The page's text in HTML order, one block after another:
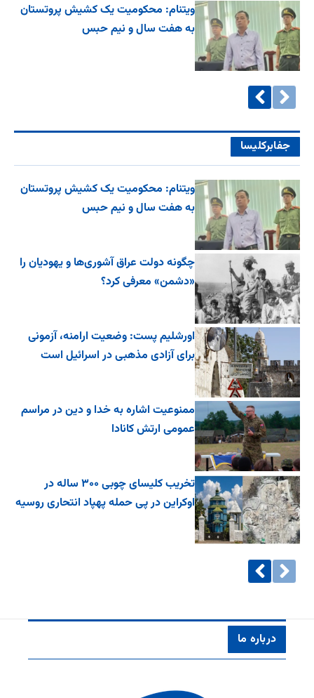
ویتنام: محکومیت یک کشیش پروتستان
به هفت سال و نیم حبس
جفا‌بر‌کلیسا
ویتنام: محکومیت یک کشیش پروتستان
به هفت سال و نیم حبس
چگونه دولت عراق آشوری‌ها و یهودیان را
«دشمن» معرفی کرد؟
اورشلیم پست: وضعیت ارامنه، آزمونی
برای آزادی مذهبی در اسرائیل است
ممنوعیت اشاره به خدا و دین در مراسم
عمومی ارتش کانادا
تخریب کلیسای چوبی ۳۰۰ ساله در
اوکراین در پی حمله پهپاد انتحاری روسیه
درباره ما